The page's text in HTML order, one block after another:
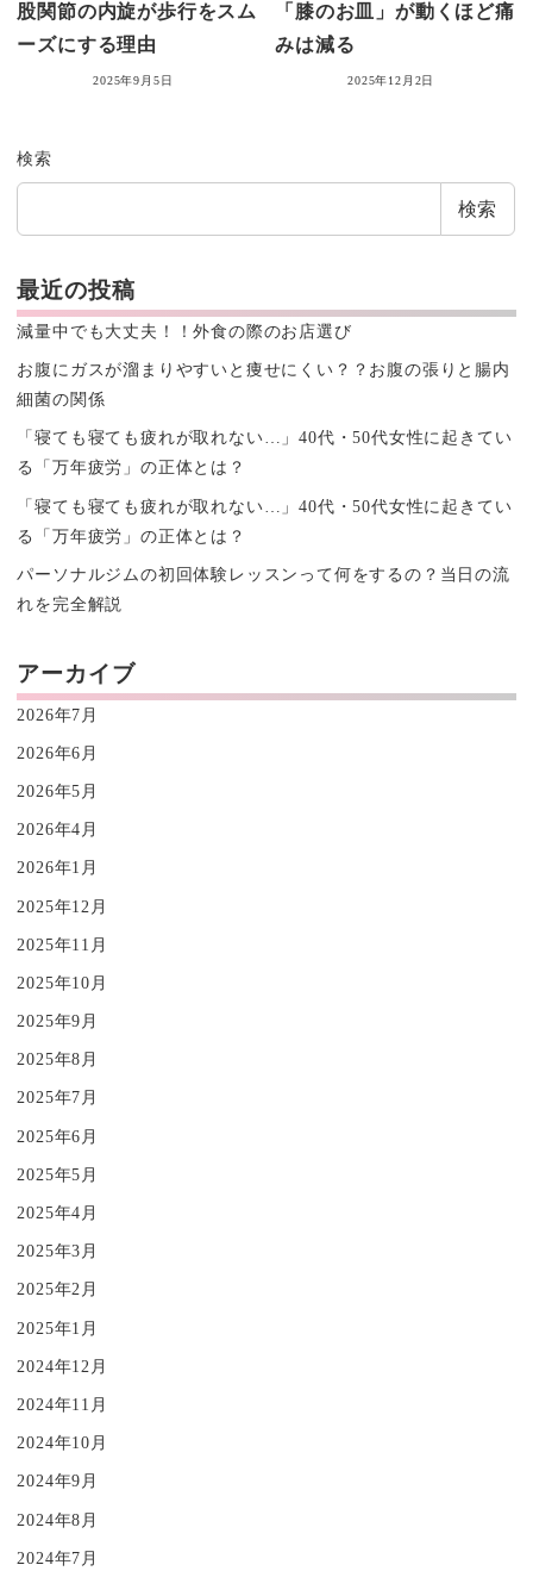
股関節の内旋が歩行をスム
ーズにする理由
2025年9月5日
「膝のお皿」が動くほど痛
みは減る
2025年12月2日
検索
検索
最近の投稿
減量中でも大丈夫！！外食の際のお店選び
お腹にガスが溜まりやすいと痩せにくい？？お腹の張りと腸内
細菌の関係
「寝ても寝ても疲れが取れない…」40代・50代女性に起きてい
る「万年疲労」の正体とは？
「寝ても寝ても疲れが取れない…」40代・50代女性に起きてい
る「万年疲労」の正体とは？
パーソナルジムの初回体験レッスンって何をするの？当日の流
れを完全解説
アーカイブ
2026年7月
2026年6月
2026年5月
2026年4月
2026年1月
2025年12月
2025年11月
2025年10月
2025年9月
2025年8月
2025年7月
2025年6月
2025年5月
2025年4月
2025年3月
2025年2月
2025年1月
2024年12月
2024年11月
2024年10月
2024年9月
2024年8月
2024年7月